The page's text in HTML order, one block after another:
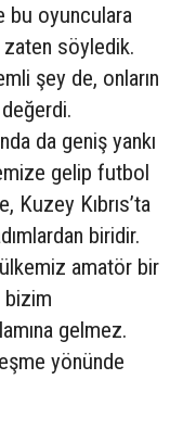
bu oyunculara
zaten söyledik.
şey de, onların
da geniş yankı
gelip futbol
Kuzey Kıbrıs’ta
biridir.
amatör bir
bizim
gelmez.
yönünde